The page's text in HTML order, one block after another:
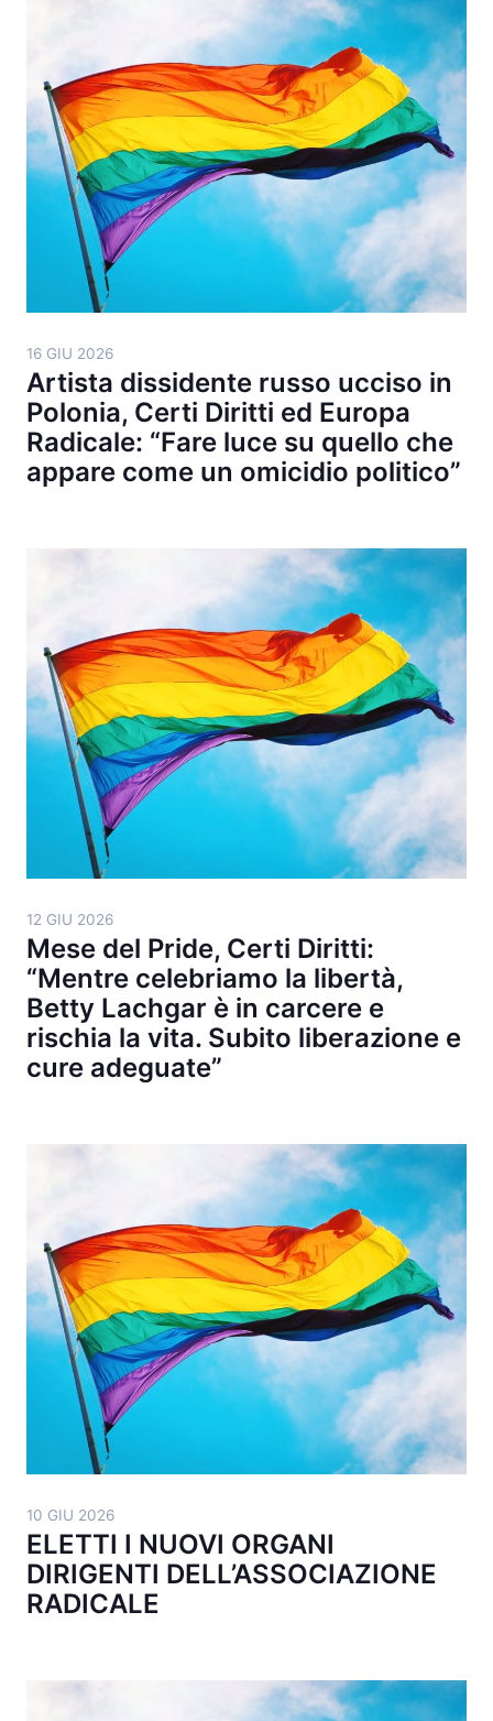
16 GIU 2026
Artista dissidente russo ucciso in
Polonia, Certi Diritti ed Europa
Radicale: “Fare luce su quello che
appare come un omicidio politico”
12 GIU 2026
Mese del Pride, Certi Diritti:
“Mentre celebriamo la libertà,
Betty Lachgar è in carcere e
rischia la vita. Subito liberazione e
cure adeguate”
10 GIU 2026
ELETTI I NUOVI ORGANI
DIRIGENTI DELL’ASSOCIAZIONE
RADICALE